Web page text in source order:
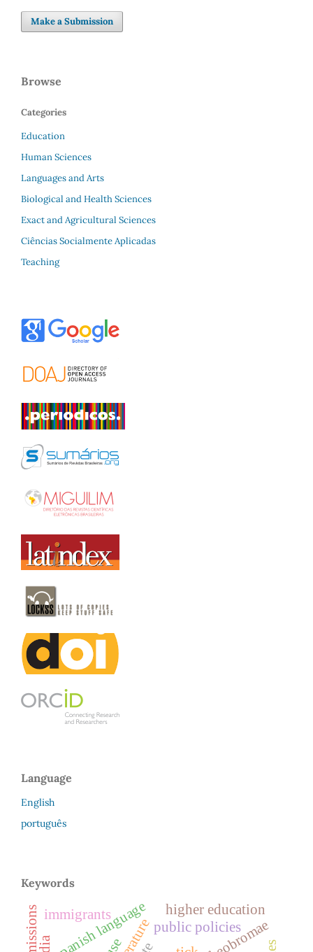
Make a Submission
Browse
Categories
Education
Human Sciences
Languages and Arts
Biological and Health Sciences
Exact and Agricultural Sciences
Ciências Socialmente Aplicadas
Teaching
Language
English
português
Keywords
public policies
higher education
spanish language
immigrants
emissions